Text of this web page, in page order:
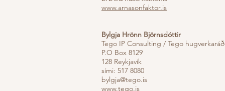
www.arnasonfaktor.is
Bylgja Hrönn Björnsdóttir
Tego IP Consulting / Tego
P.O Box 8129
128 Reykjavík
sími: 517 8080
bylgja@tego.is
www.tego.is